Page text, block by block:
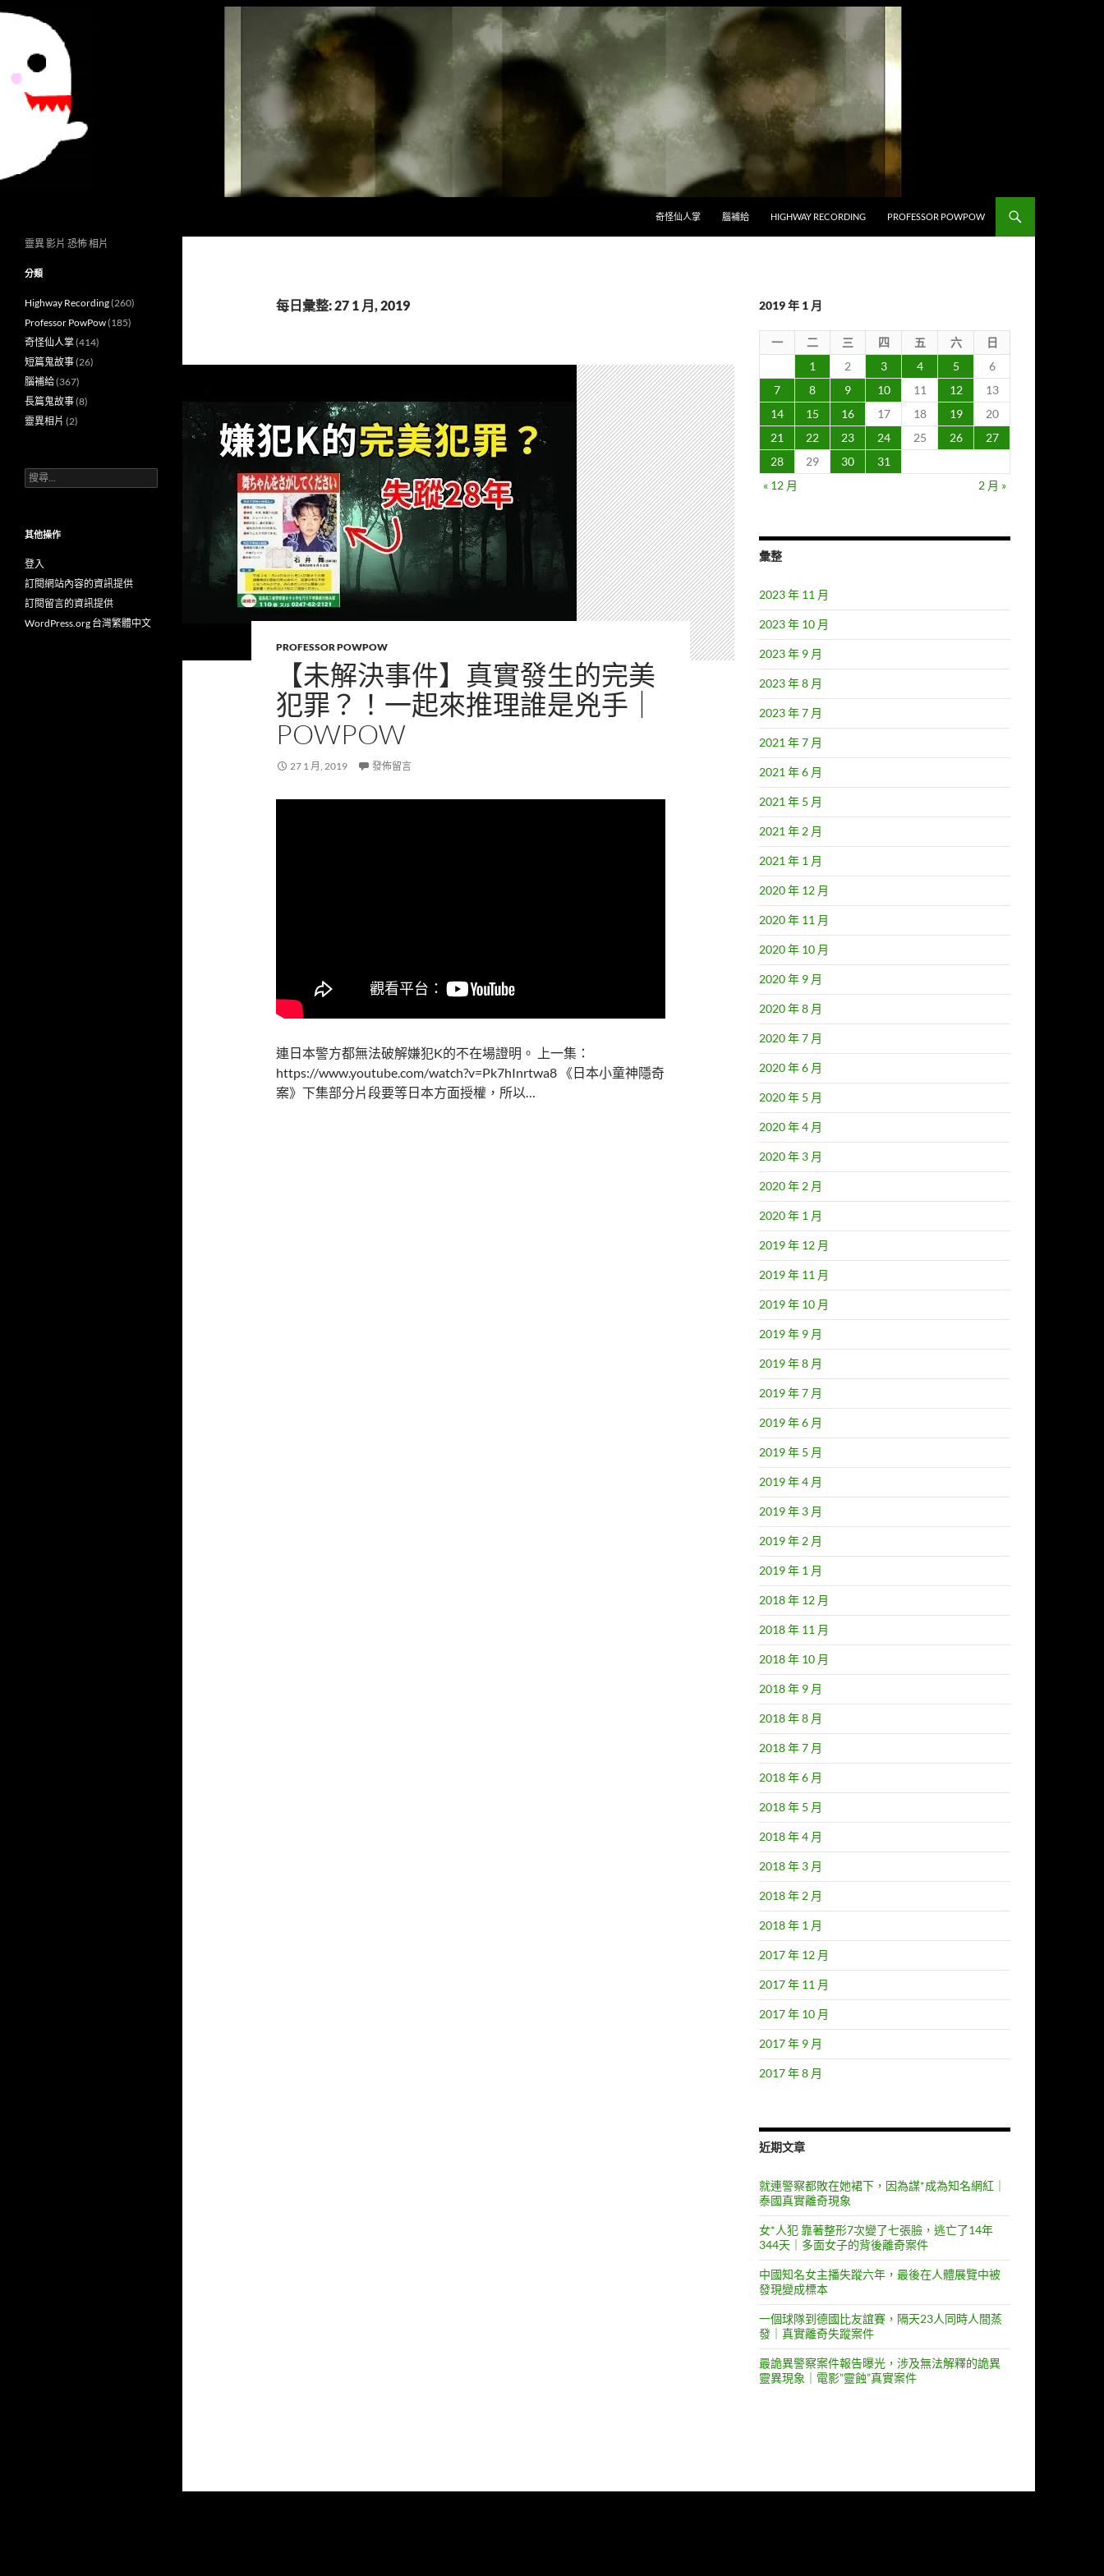
奇怪仙人掌
腦補給 HIGHWAY RECORDING PROFESSOR POWPOW
每日彙整: 27 1 月, 2019
PROFESSOR POWPOW
【未解決事件】真實發生的完美
犯罪？！一起來推理誰是兇手｜
POWPOW
27 1 月, 2019 發佈留言
連日本警方都無法破解嫌犯K的不在場證明。 上一集：
https://www.youtube.com/watch?v=Pk7hInrtwa8 《日本小童神隱奇
案》下集部分片段要等日本方面授權，所以…
2019 年 1 月
一 二 三 四 五 六
日
1
2 3 4 5
6
7
8 9 10 11 12
13
14
15 16 17 18 19
20
21
22 23 24 25 26
27
28
29 30
31
« 12 月
2 月 »
彙整
2023 年 11 月
2023 年 10 月
2023 年 9 月
2023 年 8 月
2023 年 7 月
2021 年 7 月
2021 年 6 月
2021 年 5 月
2021 年 2 月
2021 年 1 月
2020 年 12 月
2020 年 11 月
2020 年 10 月
2020 年 9 月
2020 年 8 月
2020 年 7 月
2020 年 6 月
2020 年 5 月
2020 年 4 月
2020 年 3 月
2020 年 2 月
2020 年 1 月
2019 年 12 月
2019 年 11 月
2019 年 10 月
2019 年 9 月
2019 年 8 月
2019 年 7 月
2019 年 6 月
2019 年 5 月
2019 年 4 月
2019 年 3 月
2019 年 2 月
2019 年 1 月
2018 年 12 月
2018 年 11 月
2018 年 10 月
2018 年 9 月
2018 年 8 月
2018 年 7 月
2018 年 6 月
2018 年 5 月
2018 年 4 月
2018 年 3 月
2018 年 2 月
2018 年 1 月
2017 年 12 月
2017 年 11 月
2017 年 10 月
2017 年 9 月
2017 年 8 月
近期文章
就連警察都敗在她裙下，因為謀*成為知名網紅｜
泰國真實離奇現象
女*人犯 靠著整形7次變了七張臉，逃亡了14年
344天｜多面女子的背後離奇案件
中國知名女主播失蹤六年，最後在人體展覽中被
發現變成標本
一個球隊到德國比友誼賽，隔天23人同時人間蒸
發｜真實離奇失蹤案件
最詭異警察案件報告曝光，涉及無法解釋的詭異
靈異現象｜電影”靈蝕”真實案件
靈異 影片 恐怖 相片
分類
Highway Recording(260)
Professor PowPow(185)
奇怪仙人掌(414)
短篇鬼故事(26)
腦補給(367)
長篇鬼故事(8)
靈異相片 (2)
搜
尋
字:
其他操作
登入
訂閱網站內容的資訊提供
訂閱留言的資訊提供
WordPress.org 台灣繁體中文